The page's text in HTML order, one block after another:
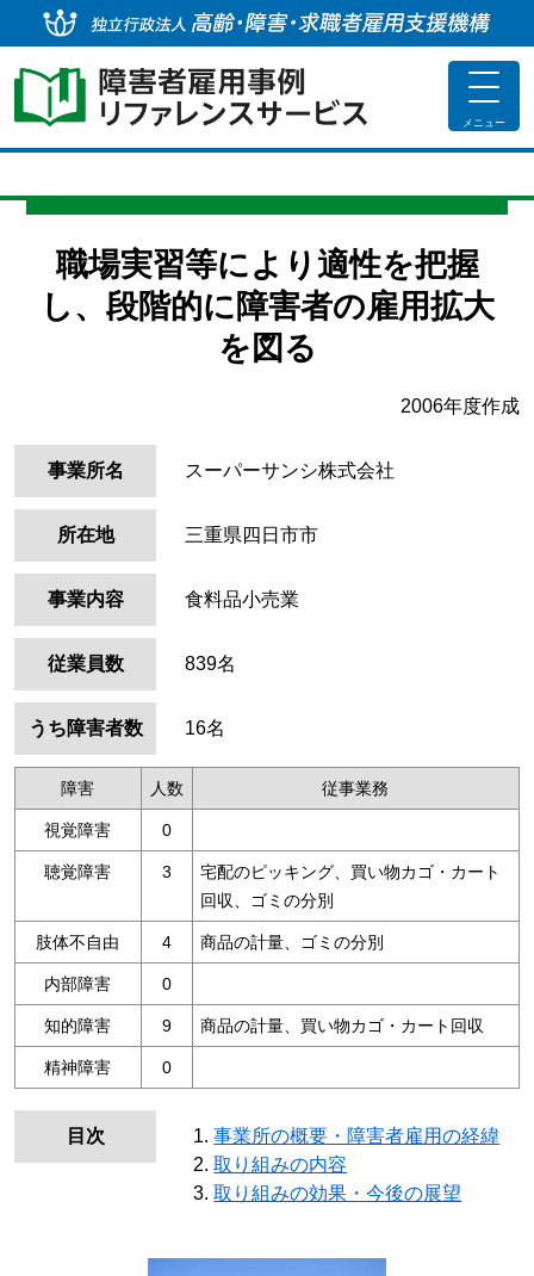
toggle
メニュー
職場実習等により適性を把握
し、段階的に障害者の雇用拡大
を図る
2006年度作成
事業所名 スーパーサンシ株式会社
所在地 三重県四日市市
事業内容 食料品小売業
従業員数 839名
うち障害者数 16名
障害 人数 従事業務
視覚障害 0
聴覚障害 3
宅配のピッキング、買い物カゴ・カート
回収、ゴミの分別
肢体不自由 4 商品の計量、ゴミの分別
内部障害 0
知的障害 9 商品の計量、買い物カゴ・カート回収
精神障害 0
目次
事業所の概要・障害者雇用の経緯
取り組みの内容
取り組みの効果・今後の展望